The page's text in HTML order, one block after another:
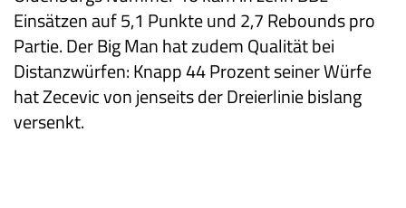
Einsätzen auf 5,1 Punkte und 2,7 Rebounds pro
Partie. Der Big Man hat zudem Qualität bei
Distanzwürfen: Knapp 44 Prozent seiner Würfe
hat Zecevic von jenseits der Dreierlinie bislang
versenkt.